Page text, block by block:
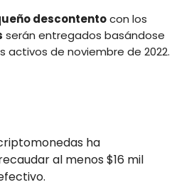
descontentocon los
serán entregados basándose
activos de noviembre de 2022.
ha
al menos $16 mil